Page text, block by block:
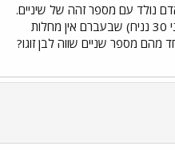
נולד עם מספר זהה של שיניים.
לדוגמא - ניקח זוג אנשים בוגרים (בני 30 נניח) שבעברם אין מחלות
מהם מספר שניים שווה לבן זוגו?